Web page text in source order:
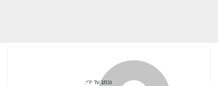
נכתב על ידי: